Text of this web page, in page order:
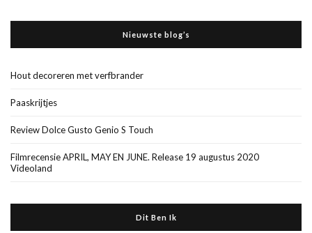
Nieuwste blog’s
Hout decoreren met verfbrander
Paaskrijtjes
Review Dolce Gusto Genio S Touch
Filmrecensie APRIL, MAY EN JUNE. Release 19 augustus 2020
Videoland
Dit Ben Ik